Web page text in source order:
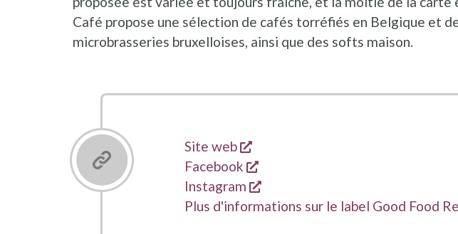
Café propose une sélection de cafés torréfiés en Belgique et
microbrasseries bruxelloises, ainsi que des softs maison.
Liens
Site web
s'ouvre dans une nouvelle fenêtre
Facebook
s'ouvre dans une nouvelle fenêtre
Instagram
s'ouvre dans une nouvelle fenêtre
Plus d'informations sur le label Good Food